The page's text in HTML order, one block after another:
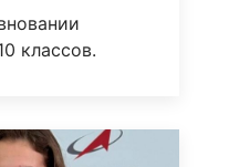
классов.